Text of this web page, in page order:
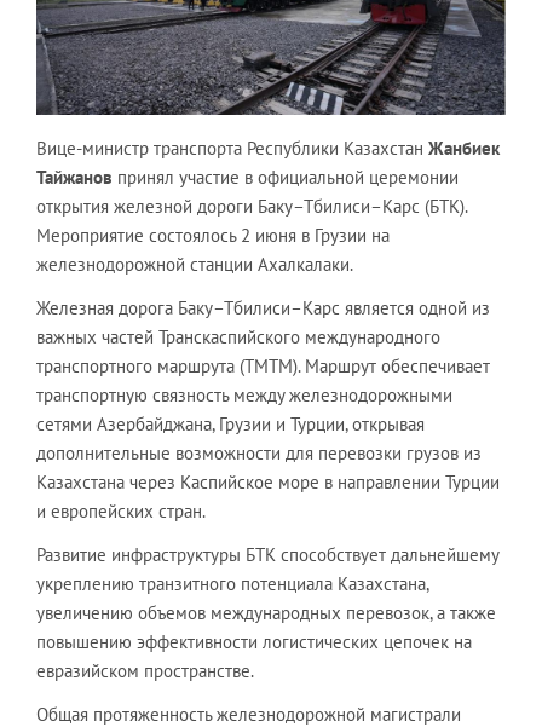
Вице-министр транспорта Республики Казахстан Жанбиек
Тайжанов принял участие в официальной церемонии
открытия железной дороги Баку–Тбилиси–Карс (БТК).
Мероприятие состоялось 2 июня в Грузии на
железнодорожной станции Ахалкалаки.
Железная дорога Баку–Тбилиси–Карс является одной из
важных частей Транскаспийского международного
транспортного маршрута (ТМТМ). Маршрут обеспечивает
транспортную связность между железнодорожными
сетями Азербайджана, Грузии и Турции, открывая
дополнительные возможности для перевозки грузов из
Казахстана через Каспийское море в направлении Турции
и европейских стран.
Развитие инфраструктуры БТК способствует дальнейшему
укреплению транзитного потенциала Казахстана,
увеличению объемов международных перевозок, а также
повышению эффективности логистических цепочек на
евразийском пространстве.
Общая протяженность железнодорожной магистрали